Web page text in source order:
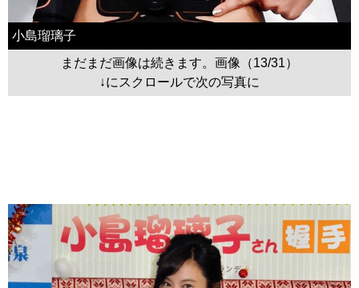
小島瑠璃子
まだまだ画像は続きます。画像（13/31）
↓にスクロールで次の写真に